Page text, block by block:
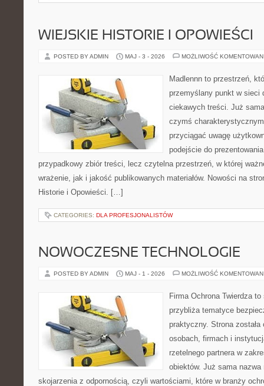
WIEJSKIE HISTORIE I OPOWIEŚCI
POSTED BY ADMIN MAJ - 3 - 2026 MOŻLIWOŚĆ
Madlennn to przestrzeń,
przemyślany punkt w sieci
ciekawych treści. Już
czymś
przyciągać uwagę
podejście do
przypadkowy zbiór treści, lecz czytelna przestrzeń, w której
wrażenie, jak i jakość publikowanych materiałów. Nowości na
Historie i Opowieści. […]
CATEGORIES: DLA PROFESJONALISTÓW
NOWOCZESNE TECHNOLOGIE
POSTED BY ADMIN MAJ - 1 - 2026 MOŻLIWOŚĆ
Firma Ochrona Twierdza
przybliża tematyce
praktyczny. Strona
osobach, firmach i
rzetelnego partnera w
obiektów. Już sama nazwa
skojarzenia z odpornością, czyli wartościami, które w branży